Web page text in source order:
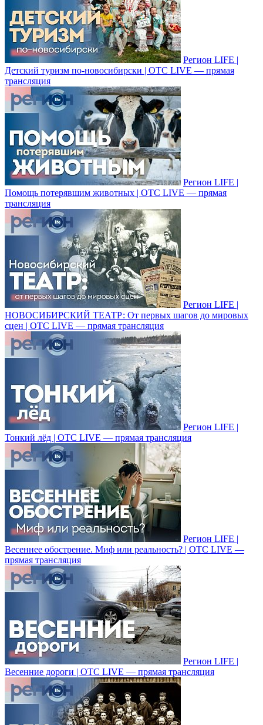
Регион LIFE |
Детский туризм по-новосибирски | ОТС LIVE — прямая
трансляция
Регион LIFE |
Помощь потерявшим животных | ОТС LIVE — прямая
трансляция
Регион LIFE |
НОВОСИБИРСКИЙ ТЕАТР: От первых шагов до мировых
сцен | ОТС LIVE — прямая трансляция
Регион LIFE |
Тонкий лёд | ОТС LIVE — прямая трансляция
Регион LIFE |
Весеннее обострение. Миф или реальность? | ОТС LIVE —
прямая трансляция
Регион LIFE |
Весенние дороги | ОТС LIVE — прямая трансляция